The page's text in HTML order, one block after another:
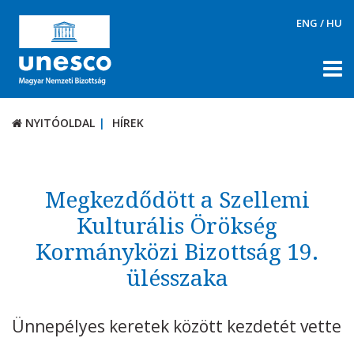
ENG / HU
NYITÓOLDAL HÍREK
TÉMÁK
DOKUMENTUMTÁR
PÁLYÁZATOK / DÍJAK
NYITÓOLDAL HÍREK
Megkezdődött a Szellemi
Kulturális Örökség
Kormányközi Bizottság 19.
ülésszaka
Ünnepélyes keretek között kezdetét vette